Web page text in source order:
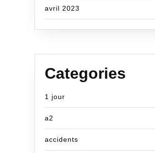
avril 2023
Categories
1 jour
a2
accidents